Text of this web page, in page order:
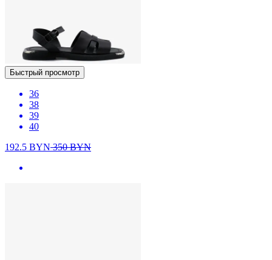
Быстрый просмотр
36
38
39
40
192.5 BYN350BYN